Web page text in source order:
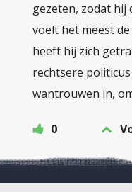
gezeten, zodat hij
voelt het meest de
heeft hij zich
rechtsere
wantrouwen in,
0